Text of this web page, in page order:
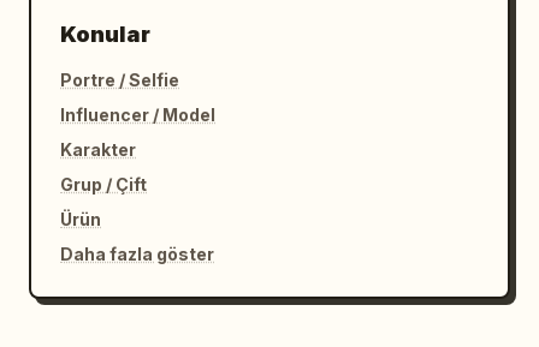
Konular
Portre / Selfie
Influencer / Model
Karakter
Grup / Çift
Ürün
Daha fazla göster